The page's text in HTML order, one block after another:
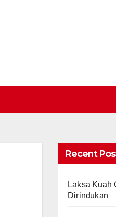
Recent
Laksa Kuah
Dirindukan